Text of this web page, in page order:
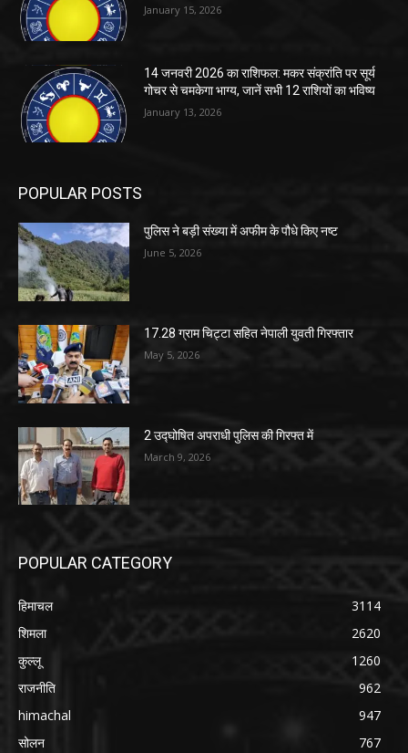
January 15, 2026
14 जनवरी 2026 का राशिफल: मकर संक्रांति पर सूर्य
गोचर से चमकेगा भाग्य, जानें सभी 12 राशियों का भविष्य
January 13, 2026
POPULAR POSTS
पुलिस ने बड़ी संख्या में अफीम के पौधे किए नष्ट
June 5, 2026
17.28 ग्राम चिट्टा सहित नेपाली युवती गिरफ्तार
May 5, 2026
2 उद्घोषित अपराधी पुलिस की गिरफ्त में
March 9, 2026
POPULAR CATEGORY
हिमाचल
3114
शिमला
2620
कुल्लू
1260
राजनीति
962
himachal
947
सोलन
767